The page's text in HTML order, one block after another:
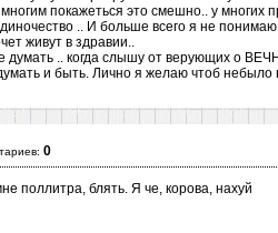
покажеться это смешно.. у многих
.. И больше всего я не понимаю
живут в здравии..
думать .. когда слышу от верующих о
и быть. Лично я желаю чтоб небыло
0
поллитра, блять. Я че, корова, нахуй